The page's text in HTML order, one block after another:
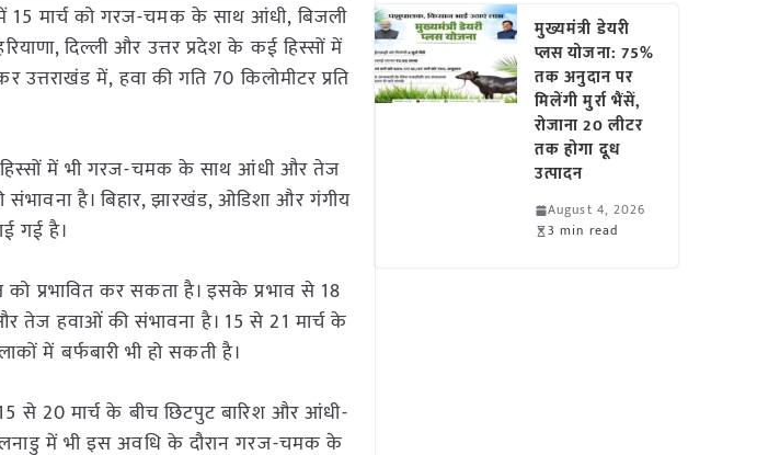
में 15 मार्च को गरज-चमक के साथ आंधी, बिजली
दिल्ली और उत्तर प्रदेश के कई हिस्सों में
में, हवा की गति 70 किलोमीटर प्रति
हिस्सों में भी गरज-चमक के साथ आंधी और तेज
संभावना है। बिहार, झारखंड, ओडिशा और गंगीय
गई है।
को प्रभावित कर सकता है। इसके प्रभाव से 18
तेज हवाओं की संभावना है। 15 से 21 मार्च के
में बर्फबारी भी हो सकती है।
से 20 मार्च के बीच छिटपुट बारिश और आंधी-
में भी इस अवधि के दौरान गरज-चमक के
मुख्यमंत्री डेयरी
प्लस योजना: 75%
तक अनुदान पर
मिलेंगी मुर्रा भैंसें,
रोजाना 20 लीटर
तक होगा दूध
उत्पादन
August 4, 2026
3 min read